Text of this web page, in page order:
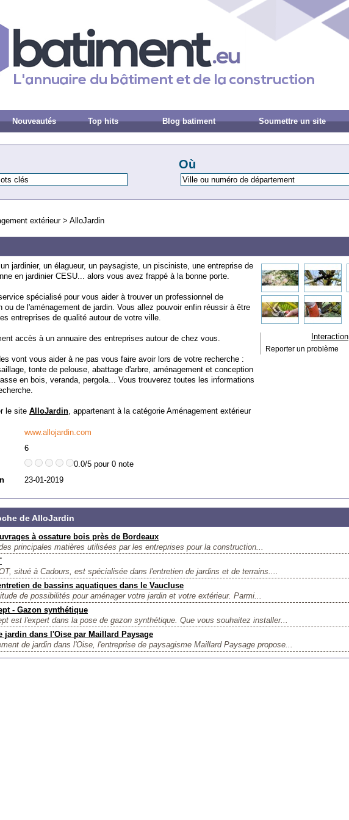
Nouveautés Top hits Blog batiment Soumettre un site
Où
extérieur> AlloJardin
jardinier, un élagueur, un paysagiste, un pisciniste, une entreprise de
en jardinier CESU... alors vous avez frappé à la bonne porte.
spécialisé pour vous aider à trouver un professionnel de
ou de l'aménagement de jardin. Vous allez pouvoir enfin réussir à être
entreprises de qualité autour de votre ville.
accès à un annuaire des entreprises autour de chez vous.
vont vous aider à ne pas vous faire avoir lors de votre recherche :
tonte de pelouse, abattage d'arbre, aménagement et conception
en bois, veranda, pergola... Vous trouverez toutes les informations
le site AlloJardin, appartenant à la catégorie Aménagement extérieur
www.allojardin.com
6
0.0/5 pour 0 note
23-01-2019
Interaction
Reporter un problème
de AlloJardin
à ossature bois près de Bordeaux
principales matières utilisées par les entreprises pour la construction...
situé à Cadours, est spécialisée dans l'entretien de jardins et de terrains....
de bassins aquatiques dans le Vaucluse
de possibilités pour aménager votre jardin et votre extérieur. Parmi...
- Gazon synthétique
est l'expert dans la pose de gazon synthétique. Que vous souhaitez installer...
jardin dans l'Oise par Maillard Paysage
de jardin dans l'Oise, l'entreprise de paysagisme Maillard Paysage propose...